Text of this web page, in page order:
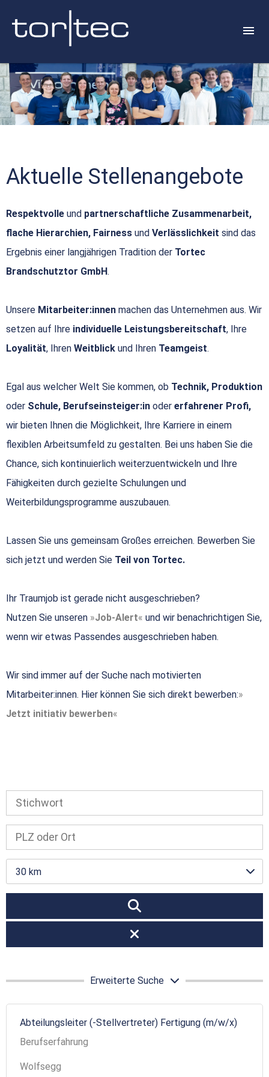
Aktuelle Stellenangebote
Respektvolle und partnerschaftliche Zusammenarbeit,
flache Hierarchien, Fairness und Verlässlichkeit sind das
Ergebnis einer langjährigen Tradition der Tortec
Brandschutztor GmbH.
Unsere Mitarbeiter:innen machen das Unternehmen aus. Wir
setzen auf Ihre individuelle Leistungsbereitschaft, Ihre
Loyalität, Ihren Weitblick und Ihren Teamgeist.
Egal aus welcher Welt Sie kommen, ob Technik, Produktion
oder Schule, Berufseinsteiger:in oder erfahrener Profi,
wir bieten Ihnen die Möglichkeit, Ihre Karriere in einem
flexiblen Arbeitsumfeld zu gestalten. Bei uns haben Sie die
Chance, sich kontinuierlich weiterzuentwickeln und Ihre
Fähigkeiten durch gezielte Schulungen und
Weiterbildungsprogramme auszubauen.
Lassen Sie uns gemeinsam Großes erreichen. Bewerben Sie
sich jetzt und werden Sie Teil von Tortec.
Ihr Traumjob ist gerade nicht ausgeschrieben?
Nutzen Sie unseren
Job-Alert
und wir benachrichtigen Sie,
wenn wir etwas Passendes ausgeschrieben haben.
Wir sind immer auf der Suche nach motivierten
Mitarbeiter:innen. Hier können Sie sich direkt bewerben:
Jetzt initiativ bewerben
30 km
Erweiterte Suche
Abteilungsleiter (-Stellvertreter) Fertigung (m/w/x)
Berufserfahrung
Wolfsegg